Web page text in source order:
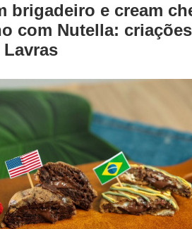
brigadeiro e cream
com Nutella: